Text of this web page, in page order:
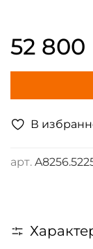
В
арт.
52 800